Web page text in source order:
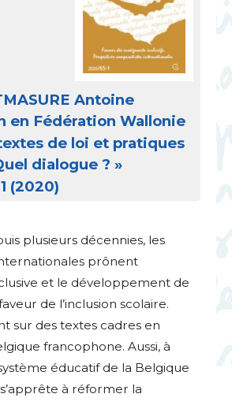
Antoine
en Fédération Wallonie
de loi et pratiques
dialogue ? »
(2020)
plusieurs décennies, les
prônent
et le développement de
de l’inclusion scolaire.
sur des textes cadres en
francophone. Aussi, à
éducatif de la Belgique
à réformer la